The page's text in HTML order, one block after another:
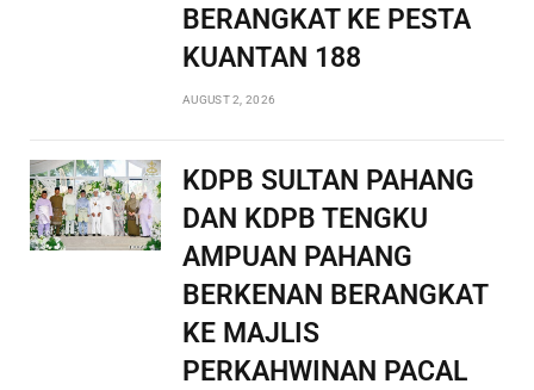
BERANGKAT KE PESTA
KUANTAN 188
AUGUST 2, 2026
KDPB SULTAN PAHANG
DAN KDPB TENGKU
AMPUAN PAHANG
BERKENAN BERANGKAT
KE MAJLIS
PERKAHWINAN PACAL